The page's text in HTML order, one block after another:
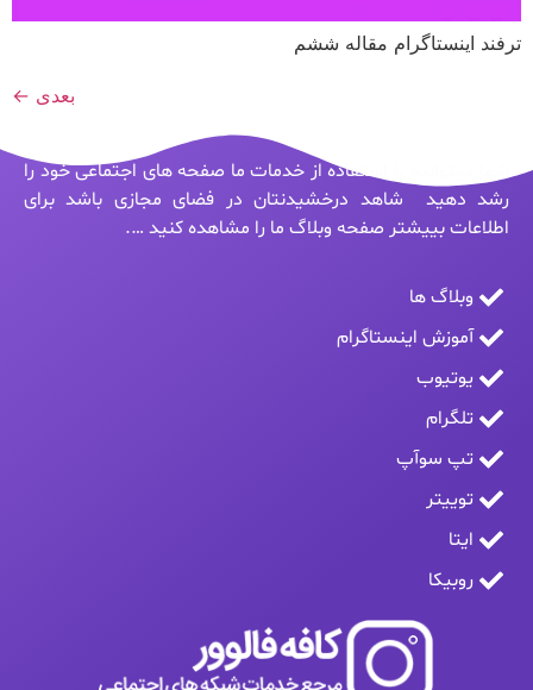
ترفند اینستاگرام مقاله ششم
بعدی ←
شما میتوانید با استفاده از خدمات ما صفحه های اجتماعی خود را
رشد دهید شاهد درخشیدنتان در فضای مجازی باشد برای
اطلاعات بییشتر صفحه وبلاگ ما را مشاهده کنید ….
وبلاگ ها
آموزش اینستاگرام
یوتیوب
تلگرام
تپ سوآپ
توییتر
ایتا
روبیکا